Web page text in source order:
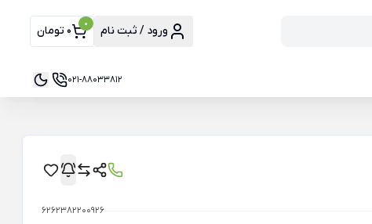
ورود / ثبت نام 0 0 تومان
021-88033812
6262382200926